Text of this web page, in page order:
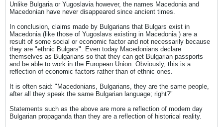
Unlike Bulgaria or Yugoslavia however, the names Macedonia and
Macedonian have never disappeared since ancient times.
In conclusion, claims made by Bulgarians that Bulgars exist in
Macedonia (like those of Yugoslavs existing in Macedonia ) are a
result of some social or economic factor and not necessarily because
they are "ethnic Bulgars". Even today Macedonians declare
themselves as Bulgarians so that they can get Bulgarian passports
and be able to work in the European Union. Obviously, this is a
reflection of economic factors rather than of ethnic ones.
It is often said: "Macedonians, Bulgarians, they are the same people,
after all they speak the same Bulgarian language; right?"
Statements such as the above are more a reflection of modern day
Bulgarian propaganda than they are a reflection of historical reality.